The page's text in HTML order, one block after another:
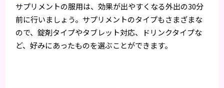
サプリメントの服用は、効果が出やすくなる外出の30分
前に行いましょう。サプリメントのタイプもさまざまな
ので、錠剤タイプやタブレット対応、ドリンクタイプな
ど、好みにあったものを選ぶことができます。